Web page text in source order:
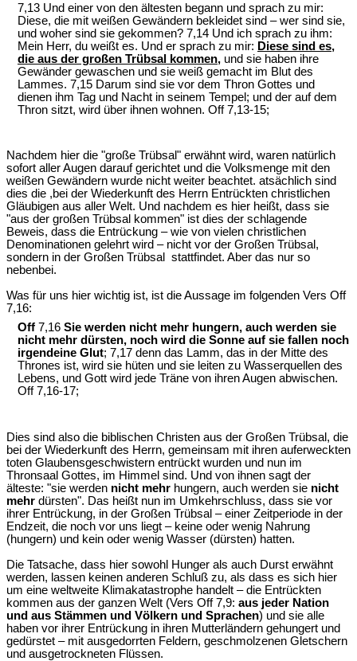
7,13 Und einer von den ältesten begann und sprach zu mir:
Diese, die mit weißen Gewändern bekleidet sind – wer sind sie,
und woher sind sie gekommen? 7,14 Und ich sprach zu ihm:
Mein Herr, du weißt es. Und er sprach zu mir: Diese sind es,
die aus der großen Trübsal kommen, und sie haben ihre
Gewänder gewaschen und sie weiß gemacht im Blut des
Lammes. 7,15 Darum sind sie vor dem Thron Gottes und
dienen ihm Tag und Nacht in seinem Tempel; und der auf dem
Thron sitzt, wird über ihnen wohnen. Off 7,13-15;
Nachdem hier die "große Trübsal" erwähnt wird, waren natürlich
sofort aller Augen darauf gerichtet und die Volksmenge mit den
weißen Gewändern wurde nicht weiter beachtet. atsächlich sind
dies die ,bei der Wiederkunft des Herrn Entrückten christlichen
Gläubigen aus aller Welt. Und nachdem es hier heißt, dass sie
"aus der großen Trübsal kommen" ist dies der schlagende
Beweis, dass die Entrückung – wie von vielen christlichen
Denominationen gelehrt wird – nicht vor der Großen Trübsal,
sondern in der Großen Trübsal stattfindet. Aber das nur so
nebenbei.
Was für uns hier wichtig ist, ist die Aussage im folgenden Vers Off
7,16:
Off 7,16 Sie werden nicht mehr hungern, auch werden sie
nicht mehr dürsten, noch wird die Sonne auf sie fallen noch
irgendeine Glut; 7,17 denn das Lamm, das in der Mitte des
Thrones ist, wird sie hüten und sie leiten zu Wasserquellen des
Lebens, und Gott wird jede Träne von ihren Augen abwischen.
Off 7,16-17;
Dies sind also die biblischen Christen aus der Großen Trübsal, die
bei der Wiederkunft des Herrn, gemeinsam mit ihren auferweckten
toten Glaubensgeschwistern entrückt wurden und nun im
Thronsaal Gottes, im Himmel sind. Und von ihnen sagt der
älteste: "sie werden nicht mehr hungern, auch werden sie nicht
mehr dürsten". Das heißt nun im Umkehrschluss, dass sie vor
ihrer Entrückung, in der Großen Trübsal – einer Zeitperiode in der
Endzeit, die noch vor uns liegt – keine oder wenig Nahrung
(hungern) und kein oder wenig Wasser (dürsten) hatten.
Die Tatsache, dass hier sowohl Hunger als auch Durst erwähnt
werden, lassen keinen anderen Schluß zu, als dass es sich hier
um eine weltweite Klimakatastrophe handelt – die Entrückten
kommen aus der ganzen Welt (Vers Off 7,9: aus jeder Nation
und aus Stämmen und Völkern und Sprachen) und sie alle
haben vor ihrer Entrückung in ihren Mutterländern gehungert und
gedürstet – mit ausgedorrten Feldern, geschmolzenen Gletschern
und ausgetrockneten Flüssen.